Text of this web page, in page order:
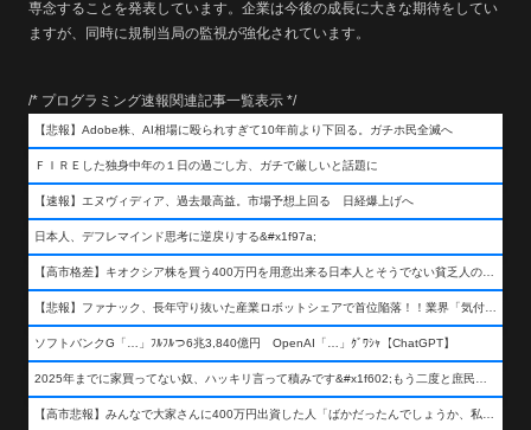
専念することを発表しています。企業は今後の成長に大きな期待をしてい
ますが、同時に規制当局の監視が強化されています。
/* プログラミング速報関連記事一覧表示 */
【悲報】Adobe株、AI相場に殴られすぎて10年前より下回る。ガチホ民全滅へ
ＦＩＲＥした独身中年の１日の過ごし方、ガチで厳しいと話題に
【速報】エヌヴィディア、過去最高益。市場予想上回る 日経爆上げへ
日本人、デフレマインド思考に逆戻りする&#x1f97a;
【高市格差】キオクシア株を買う400万円を用意出来る日本人とそうでない貧乏人の差が超広まるって事よ
【悲報】ファナック、長年守り抜いた産業ロボットシェアで首位陥落！！業界「気付いたら一気に抜かれていた…」
ソフトバンクG「…」ﾌﾙﾌﾙつ6兆3,840億円 OpenAI「…」ｸﾞﾜｼｬ【ChatGPT】
2025年までに家買ってない奴、ハッキリ言って積みです&#x1f602;もう二度と庶民が買える値段になりません&#x1f602;&#x1f602;&#x1f602;
【高市悲報】みんなで大家さんに400万円出資した人「ばかだったんでしょうか、私は&#x1f622;」